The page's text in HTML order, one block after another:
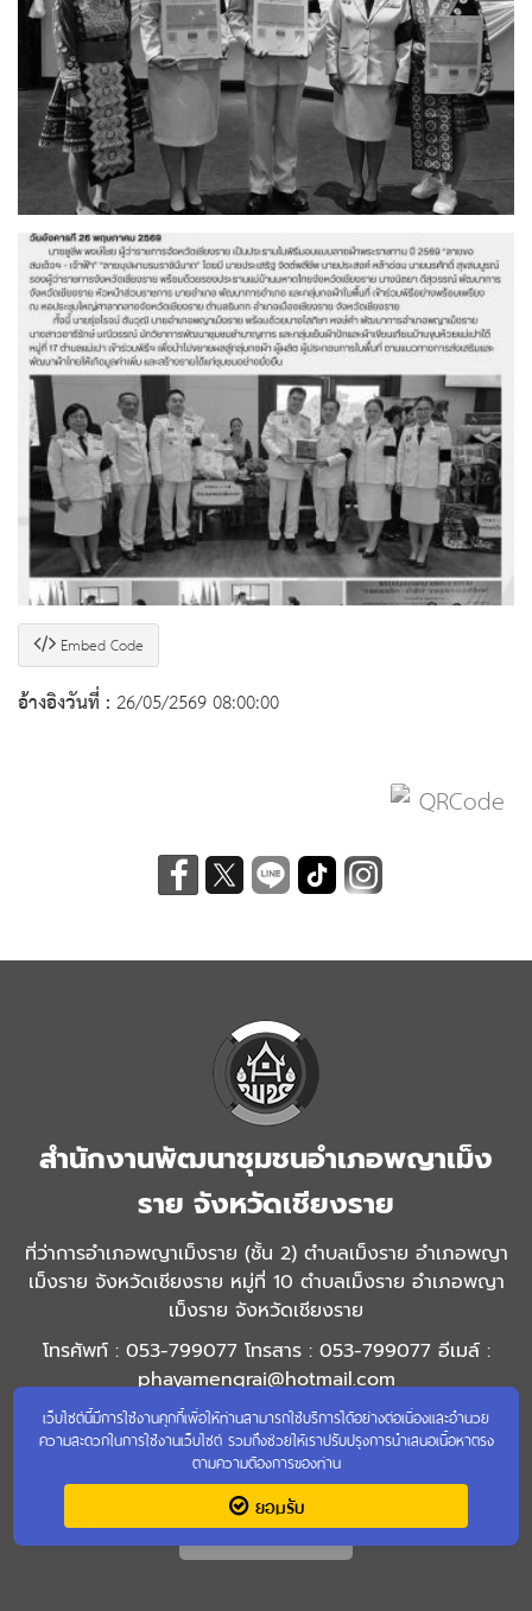
Embed Code
อ้างอิงวันที่ : 26/05/2569 08:00:00
สำนักงานพัฒนาชุมชนอำเภอพญาเม็ง
ราย จังหวัดเชียงราย
ที่ว่าการอำเภอพญาเม็งราย (ชั้น 2) ตำบลเม็งราย อำเภอพญา
เม็งราย จังหวัดเชียงราย หมู่ที่ 10 ตำบลเม็งราย อำเภอพญา
เม็งราย จังหวัดเชียงราย
โทรศัพท์ : 053-799077 โทรสาร : 053-799077 อีเมล์ :
phayamengrai@hotmail.com
เข้าชมเว็บไซต์เก่า
เว็บไซต์นี้มีการใช้งานคุกกี้เพื่อให้ท่านสามารถใช้บริการได้อย่างต่อเนื่องและอำนวย
ความสะดวกในการใช้งานเว็บไซต์ รวมถึงช่วยให้เราปรับปรุงการนำเสนอเนื้อหาตรง
ตามความต้องการของท่าน
ยอมรับ